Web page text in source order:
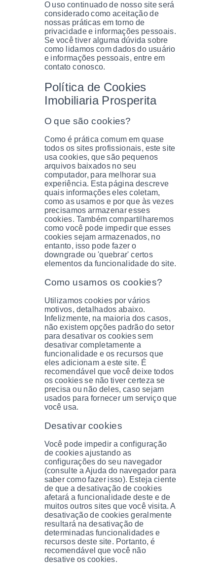
O uso continuado de nosso site será
considerado como aceitação de
nossas práticas em torno de
privacidade e informações pessoais.
Se você tiver alguma dúvida sobre
como lidamos com dados do usuário
e informações pessoais, entre em
contato conosco.
Política de Cookies
Imobiliaria Prosperita
O que são cookies?
Como é prática comum em quase
todos os sites profissionais, este site
usa cookies, que são pequenos
arquivos baixados no seu
computador, para melhorar sua
experiência. Esta página descreve
quais informações eles coletam,
como as usamos e por que às vezes
precisamos armazenar esses
cookies. Também compartilharemos
como você pode impedir que esses
cookies sejam armazenados, no
entanto, isso pode fazer o
downgrade ou 'quebrar' certos
elementos da funcionalidade do site.
Como usamos os cookies?
Utilizamos cookies por vários
motivos, detalhados abaixo.
Infelizmente, na maioria dos casos,
não existem opções padrão do setor
para desativar os cookies sem
desativar completamente a
funcionalidade e os recursos que
eles adicionam a este site. É
recomendável que você deixe todos
os cookies se não tiver certeza se
precisa ou não deles, caso sejam
usados ​​para fornecer um serviço que
você usa.
Desativar cookies
Você pode impedir a configuração
de cookies ajustando as
configurações do seu navegador
(consulte a Ajuda do navegador para
saber como fazer isso). Esteja ciente
de que a desativação de cookies
afetará a funcionalidade deste e de
muitos outros sites que você visita. A
desativação de cookies geralmente
resultará na desativação de
determinadas funcionalidades e
recursos deste site. Portanto, é
recomendável que você não
desative os cookies.